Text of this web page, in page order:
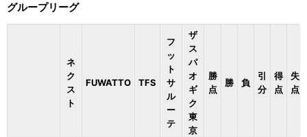
グループリーグ
ネ
ク
ス
ト
FUWATTO TFS
フ
ッ
ト
サ
ル
ー
テ
ザ
ス
パ
オ
ギ
ク
東
京
勝
点
勝 負
引
分
得
点
失
点